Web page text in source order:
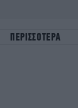
ΠΕΡΙΣΣΟΤΕΡΑ